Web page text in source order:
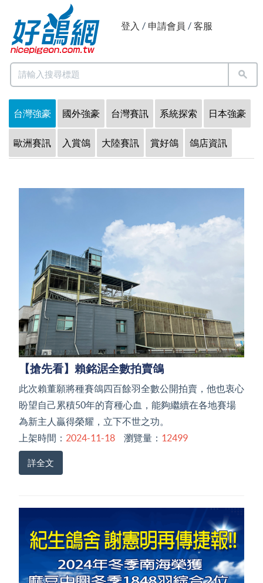
登入 / 申請會員 / 客服
台灣強豪 國外強豪 台灣賽訊 系統探索 日本強豪
歐洲賽訊 入賞鴿 大陸賽訊 賞好鴿 鴿店資訊
【搶先看】賴銘涺全數拍賣鴿
此次賴董願將種賽鴿四百餘羽全數公開拍賣，他也衷心
盼望自己累積50年的育種心血，能夠繼續在各地賽場
為新主人贏得榮耀，立下不世之功。
上架時間： 2024-11-18 瀏覽量： 12499
詳全文